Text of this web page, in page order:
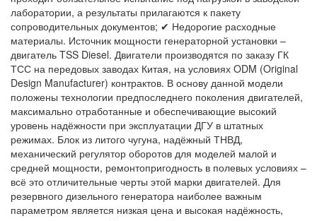
лаборатории, а результаты прилагаются к пакету
сопроводительных документов; ✔ Недорогие расходные
материалы. Источник мощности генераторной установки –
двигатель TSS Diesel. Двигатели производятся по заказу ГК
ТСС на передовых заводах Китая, на условиях ODM (Original
Design Manufacturer) контрактов. В основу данной модели
положены технологии предпоследнего поколения двигателей,
максимально отработанные и обеспечивающие высокий
уровень надёжности при эксплуатации ДГУ в штатных
режимах. Блок из литого чугуна, надёжный ТНВД,
механический регулятор оборотов для моделей малой и
средней мощности, ремонтопригодность в полевых условиях –
всё это отличительные черты этой марки двигателей. Для
резервного дизельного генератора наиболее важным
параметром является низкая цена и высокая надёжность,